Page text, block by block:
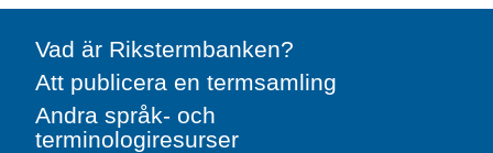
Vad är Rikstermbanken?
Att publicera en termsamling
Andra språk- och
terminologiresurser